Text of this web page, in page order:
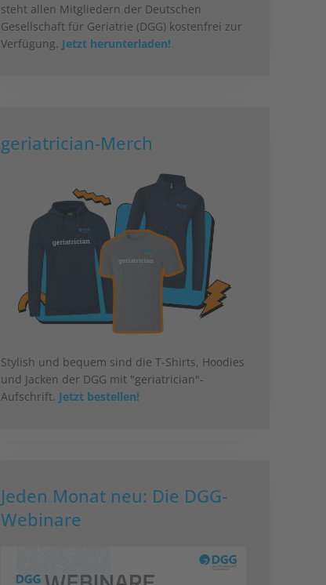
steht allen Mitgliedern der Deutschen
Gesellschaft für Geriatrie (DGG) kostenfrei zur
Verfügung. Jetzt herunterladen!
geriatrician-Merch
Stylish und bequem sind die T-Shirts, Hoodies
und Jacken der DGG mit "geriatrician"-
Aufschrift. Jetzt bestellen!
Jeden Monat neu: Die DGG-
Webinare